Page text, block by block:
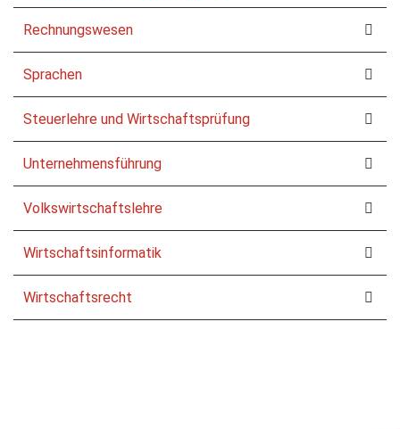
Rechnungswesen
Sprachen
Steuerlehre und Wirtschaftsprüfung
Unternehmensführung
Volkswirtschaftslehre
Wirtschaftsinformatik
Wirtschaftsrecht